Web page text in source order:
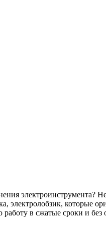
электроинструмента?
которые
в сжатые сроки и без